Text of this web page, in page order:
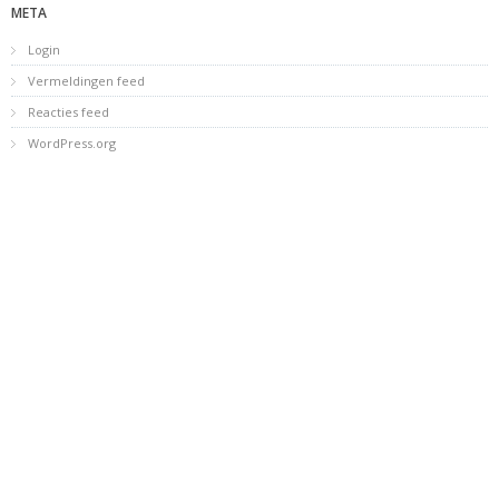
META
Login
Vermeldingen feed
Reacties feed
WordPress.org